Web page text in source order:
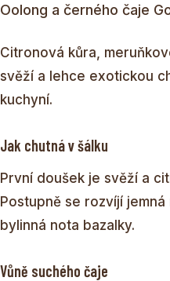
Oolong a černého čaje
Citronová kůra,
svěží a lehce exotickou
kuchyní.
Jak chutná v šálku
První doušek je svěží a
Postupně se rozvíjí
bylinná nota bazalky.
Vůně suchého čaje